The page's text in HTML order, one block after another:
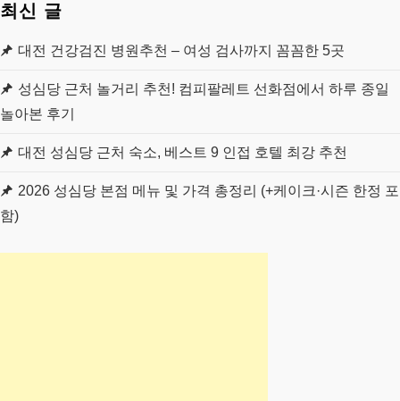
최신 글
대전 건강검진 병원추천 – 여성 검사까지 꼼꼼한 5곳
성심당 근처 놀거리 추천! 컴피팔레트 선화점에서 하루 종일
놀아본 후기
대전 성심당 근처 숙소, 베스트 9 인접 호텔 최강 추천
2026 성심당 본점 메뉴 및 가격 총정리 (+케이크·시즌 한정 포
함)